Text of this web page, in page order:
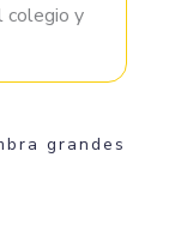
colegio y
grandes